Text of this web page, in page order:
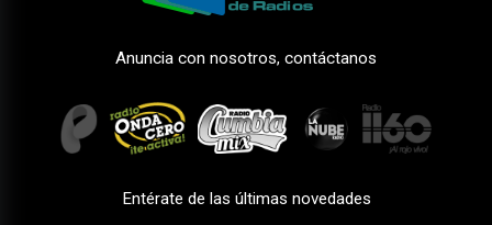
Anuncia con nosotros, contáctanos
Entérate de las últimas novedades